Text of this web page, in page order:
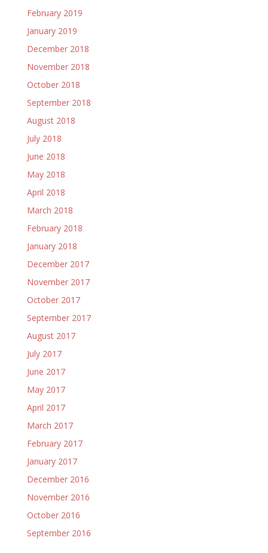
February 2019
January 2019
December 2018
November 2018
October 2018
September 2018
August 2018
July 2018
June 2018
May 2018
April 2018
March 2018
February 2018
January 2018
December 2017
November 2017
October 2017
September 2017
August 2017
July 2017
June 2017
May 2017
April 2017
March 2017
February 2017
January 2017
December 2016
November 2016
October 2016
September 2016